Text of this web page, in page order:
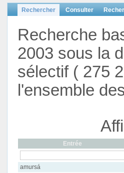
Rechercher Consulter
Recherche
2003 sous la
sélectif ( 275
l'ensemble
Entrée
amursá